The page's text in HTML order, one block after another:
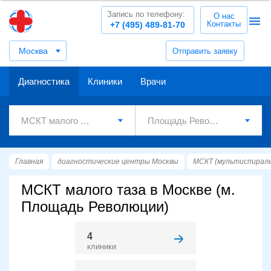
Москва Отправить заявку
+7 (495) 489-81-70
Запись по телефону:
О нас
Контакты
Диагностика Клиники Врачи
Главная диагностические центры Москвы МСКТ
МСКТ малого таза в Москве (м.
Площадь Революции)
4
клиники